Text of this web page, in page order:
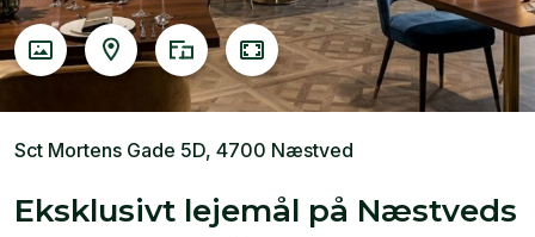
Sct Mortens Gade 5D, 4700 Næstved
Eksklusivt lejemål på Næstveds